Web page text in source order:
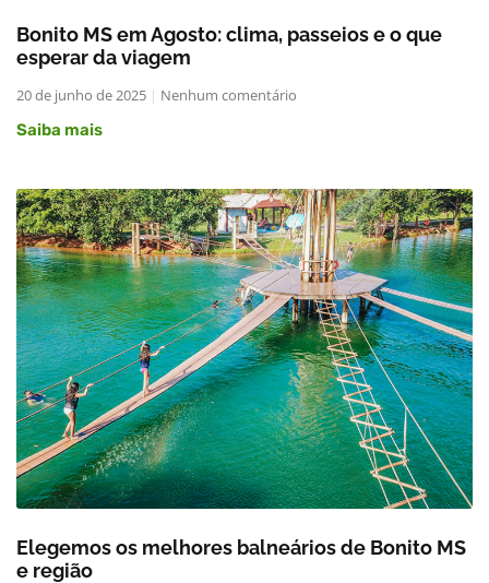
Bonito MS em Agosto: clima, passeios e o que
esperar da viagem
20 de junho de 2025
Nenhum comentário
Saiba mais
Elegemos os melhores balneários de Bonito MS
e região